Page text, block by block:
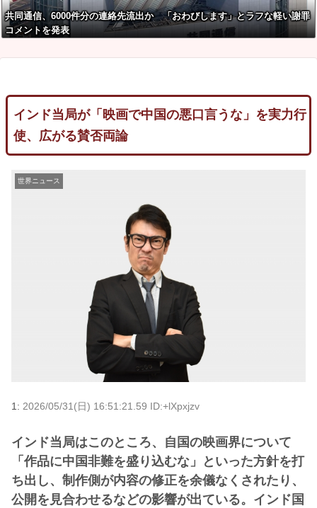
言うな」「鳥取
県だけ減税無し
で！」 ｗｗｗｗ
行」被害告発
共同通信、6000件分の連絡先流出か 「おわびします」とラフな軽い謝罪
コメントを発表
インド当局が「映画で中国の悪口言うな」を実力行
使、広がる賛否両論
世界ニュース
1: 2026/05/31(日) 16:51:21.59 ID:+lXpxjzv
インド当局はこのところ、自国の映画界について
「作品に中国非難を盛り込むな」といった方針を打
ち出し、制作側が内容の修正を余儀なくされたり、
公開を見合わせるなどの影響が出ている。インド国